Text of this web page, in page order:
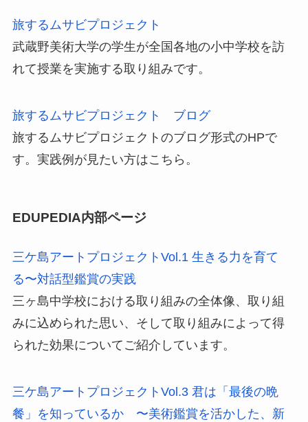
旅するムサビプロジェクト
武蔵野美術大学の学生が全国各地の小中学校を訪
れて授業を実施する取り組みです。
旅するムサビプロジェクト ブログ
旅するムサビプロジェクトのブログ形式のHPで
す。実践例が見たい方はこちら。
EDUPEDIA内部ページ
三ケ島アートプロジェクトVol.1 生きる力を育て
る〜対話型鑑賞の実践
三ヶ島中学校における取り組みの全体像、取り組
みに込められた思い、そして取り組みによって得
られた効果についてご紹介しています。
三ケ島アートプロジェクトVol.3 君は「最後の晩
餐」を知っているか 〜美術鑑賞を活かした、新